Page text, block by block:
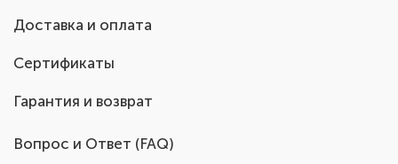
Доставка и оплата
Сертификаты
Гарантия и возврат
Вопрос и Ответ (FAQ)